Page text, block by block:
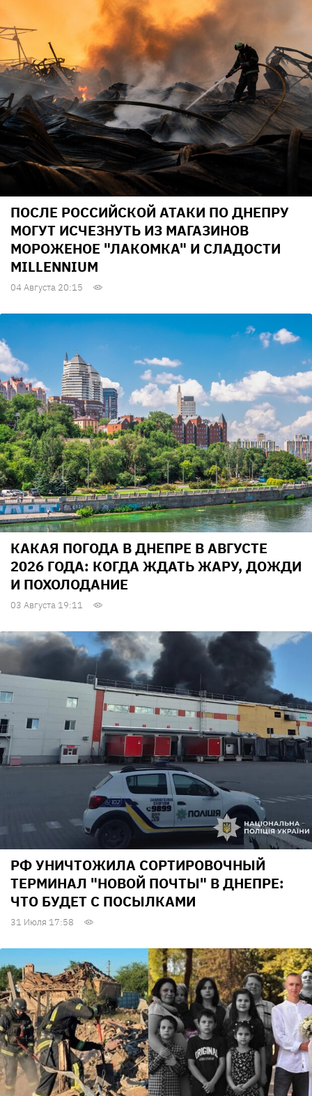
ПОСЛЕ РОССИЙСКОЙ АТАКИ ПО ДНЕПРУ
МОГУТ ИСЧЕЗНУТЬ ИЗ МАГАЗИНОВ
МОРОЖЕНОЕ "ЛАКОМКА" И СЛАДОСТИ
MILLENNIUM
04 Августа 20:15
КАКАЯ ПОГОДА В ДНЕПРЕ В АВГУСТЕ
2026 ГОДА: КОГДА ЖДАТЬ ЖАРУ, ДОЖДИ
И ПОХОЛОДАНИЕ
03 Августа 19:11
РФ УНИЧТОЖИЛА СОРТИРОВОЧНЫЙ
ТЕРМИНАЛ "НОВОЙ ПОЧТЫ" В ДНЕПРЕ:
ЧТО БУДЕТ С ПОСЫЛКАМИ
31 Июля 17:58